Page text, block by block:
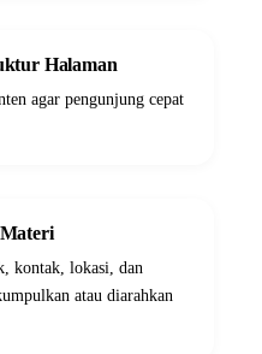
Halaman
agar pengunjung cepat
kontak, lokasi, dan
atau diarahkan